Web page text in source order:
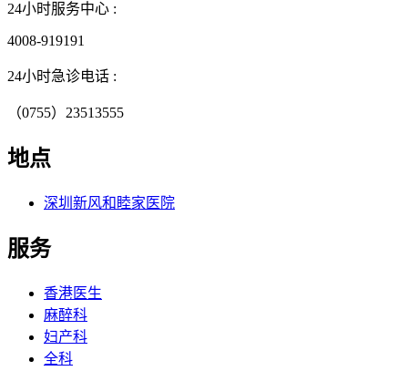
24小时服务中心 :
4008-919191
24小时急诊电话 :
（0755）23513555
地点
深圳新风和睦家医院
服务
香港医生
麻醉科
妇产科
全科